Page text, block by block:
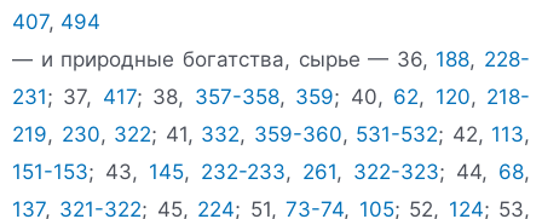
407, 494
— и природные богатства, сырье — 36, 188, 228-
231; 37, 417; 38, 357-358, 359; 40, 62, 120, 218-
219, 230, 322; 41, 332, 359-360, 531-532; 42, 113,
151-153; 43, 145, 232-233, 261, 322-323; 44, 68,
137, 321-322; 45, 224; 51,73-74, 105; 52, 124; 53,